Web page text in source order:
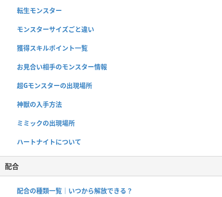
転生モンスター
モンスターサイズごと違い
獲得スキルポイント一覧
お見合い相手のモンスター情報
超Gモンスターの出現場所
神獣の入手方法
ミミックの出現場所
ハートナイトについて
配合
配合の種類一覧｜いつから解放できる？